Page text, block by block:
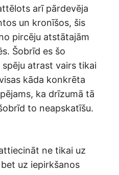
arī pārdevēja
un kronīšos, šis
pircēju atstātajām
Šobrīd es šo
atrast vairs tikai
kāda konkrēta
ka drīzumā tā
to neapskatīšu.
ne tikai uz
uz iepirkšanos